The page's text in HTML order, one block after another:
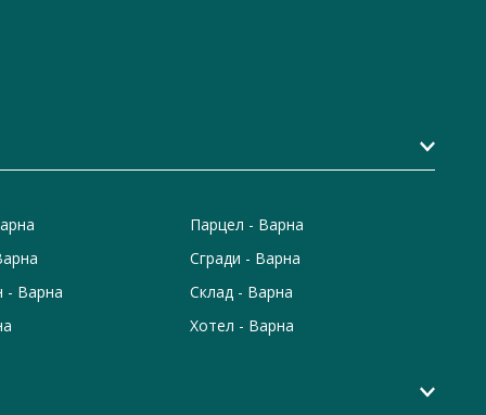
- Варна
Парцел - Варна
Сгради - Варна
Склад - Варна
Хотел - Варна